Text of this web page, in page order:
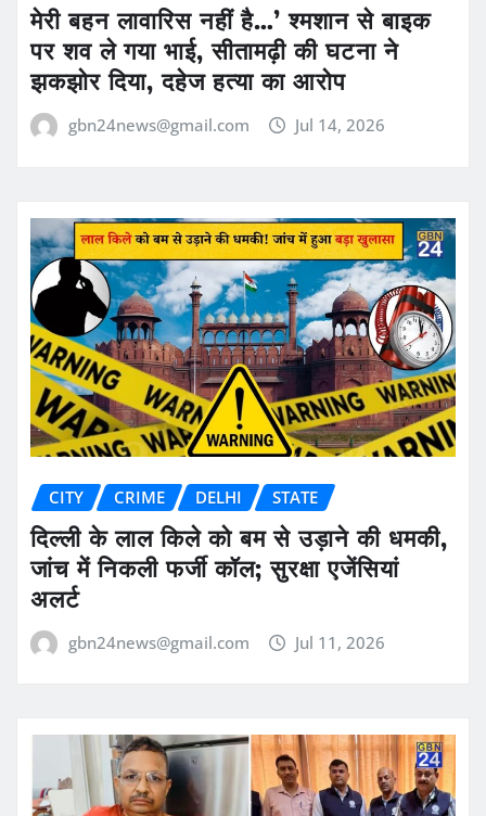
मेरी बहन लावारिस नहीं है…’ श्मशान से बाइक
पर शव ले गया भाई, सीतामढ़ी की घटना ने
झकझोर दिया, दहेज हत्या का आरोप
gbn24news@gmail.com Jul 14, 2026
CITY CRIME DELHI STATE
दिल्ली के लाल किले को बम से उड़ाने की धमकी,
जांच में निकली फर्जी कॉल; सुरक्षा एजेंसियां
अलर्ट
gbn24news@gmail.com Jul 11, 2026